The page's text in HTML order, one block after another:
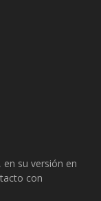
, en su versión en
con